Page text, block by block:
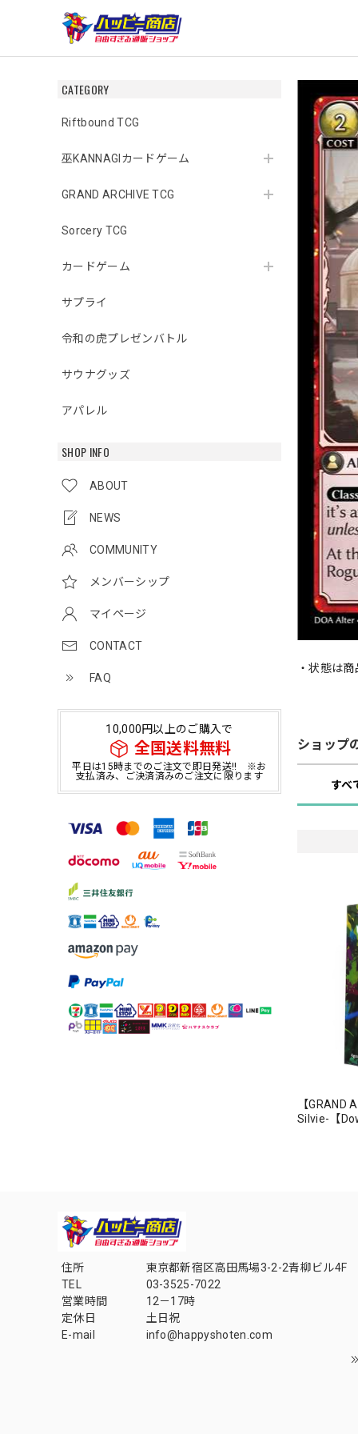
CATEGORY
Riftbound TCG
巫KANNAGIカードゲーム
GRAND ARCHIVE TCG
Sorcery TCG
カードゲーム
サプライ
令和の虎プレゼンバトル
サウナグッズ
アパレル
SHOP INFO
ABOUT
NEWS
COMMUNITY
メンバーシップ
マイページ
CONTACT
FAQ
10,000円以上のご購入で
全国送料無料
平日は15時までのご注文で即日発送!! ※お
支払済み、ご決済済みのご注文に限ります
・状態は
ショップ
すべ
【GRAND
Silvie-【
住所
東京都新宿区高田馬場3-2-2青柳ビル4F
TEL
03-3525-7022
営業時間
12－17時
定休日
土日祝
E-mail
info@happyshoten.com